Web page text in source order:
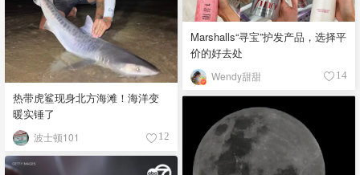
Marshalls“寻宝”护发产品，选择平
价的好去处
Wendy甜甜 14
热带虎鲨现身北方海滩！海洋变
暖实锤了
波士顿101 12